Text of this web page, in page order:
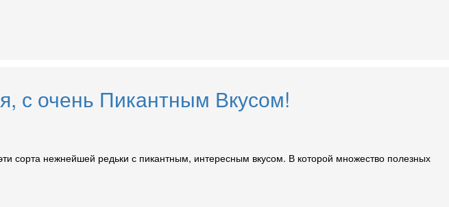
с очень Пикантным Вкусом!
сорта нежнейшей редьки с пикантным, интересным вкусом. В которой множество полезных